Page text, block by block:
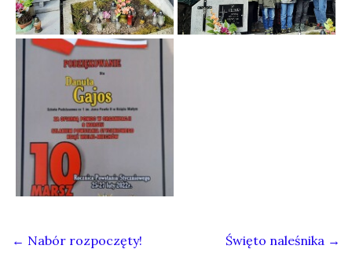
← Nabór rozpoczęty! Święto naleśnika →